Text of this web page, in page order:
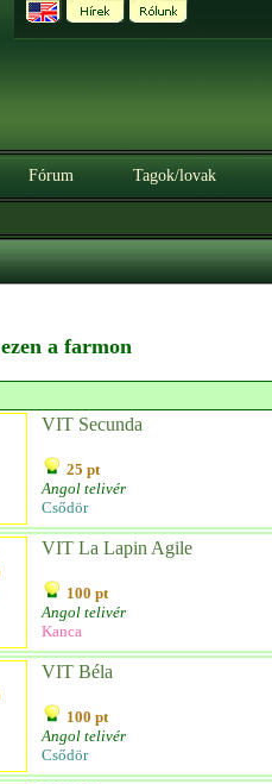
Fórum Tagok/lovak
a farmon
VIT Secunda
25 pt
Angol telivér
Csődör
VIT La Lapin Agile
100 pt
Angol telivér
Kanca
VIT Béla
100 pt
Angol telivér
Csődör